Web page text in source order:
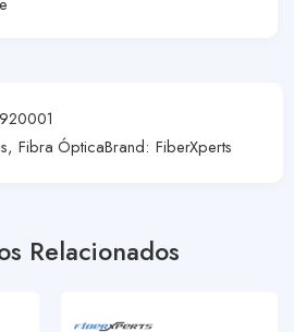
, Fibra ÓpticaBrand: FiberXperts
Relacionados